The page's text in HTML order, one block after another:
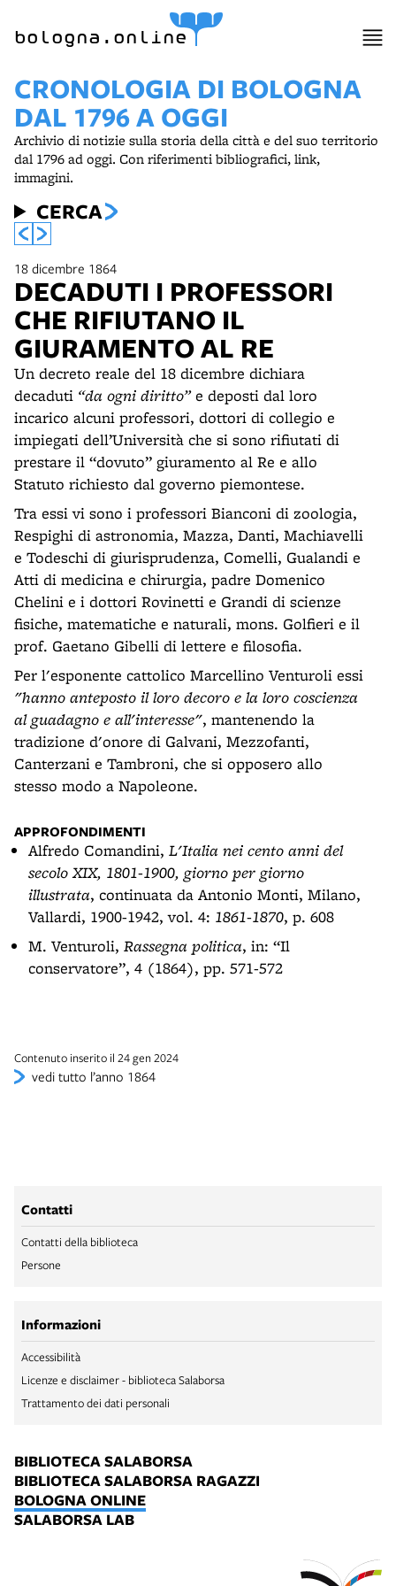
bologna.online
CRONOLOGIA DI BOLOGNA
DAL 1796 A OGGI
Archivio di notizie sulla storia della città e del suo territorio
dal 1796 ad oggi. Con riferimenti bibliografici, link,
immagini.
CERCA
18 dicembre 1864
DECADUTI I PROFESSORI
CHE RIFIUTANO IL
GIURAMENTO AL RE
Un decreto reale del 18 dicembre dichiara
decaduti “da ogni diritto”e deposti dal loro
incarico alcuni professori, dottori di collegio e
impiegati dell’Università che si sono rifiutati di
prestare il “dovuto” giuramento al Re e allo
Statuto richiesto dal governo piemontese.
Tra essi vi sono i professori Bianconi di zoologia,
Respighi di astronomia, Mazza, Danti, Machiavelli
e Todeschi di giurisprudenza, Comelli, Gualandi e
Atti di medicina e chirurgia, padre Domenico
Chelini e i dottori Rovinetti e Grandi di scienze
fisiche, matematiche e naturali, mons. Golfieri e il
prof. Gaetano Gibelli di lettere e filosofia.
Per l'esponente cattolico Marcellino Venturoli essi
"hanno anteposto il loro decoro e la loro coscienza
al guadagno e all'interesse", mantenendo la
tradizione d'onore di Galvani, Mezzofanti,
Canterzani e Tambroni, che si opposero allo
stesso modo a Napoleone.
APPROFONDIMENTI
Alfredo Comandini, L'Italia nei cento anni del
secolo XIX, 1801-1900, giorno per giorno
illustrata, continuata da Antonio Monti, Milano,
Vallardi, 1900-1942, vol. 4: 1861-1870, p. 608
M. Venturoli, Rassegna politica, in: “Il
conservatore”, 4 (1864), pp. 571-572
Contenuto inserito il 24 gen 2024
vedi tutto l’anno 1864
Contatti
Contatti della biblioteca
Persone
Informazioni
Accessibilità
Licenze e disclaimer - biblioteca Salaborsa
Trattamento dei dati personali
BIBLIOTECA SALABORSA
BIBLIOTECA SALABORSA RAGAZZI
BOLOGNA ONLINE
SALABORSA LAB